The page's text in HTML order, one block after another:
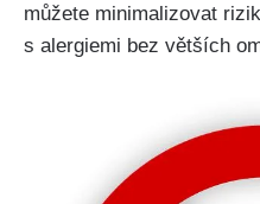
můžete minimalizovat
s alergiemi bez větších